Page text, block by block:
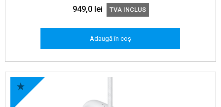
949,0 lei TVA INCLUS
Adaugă în coș